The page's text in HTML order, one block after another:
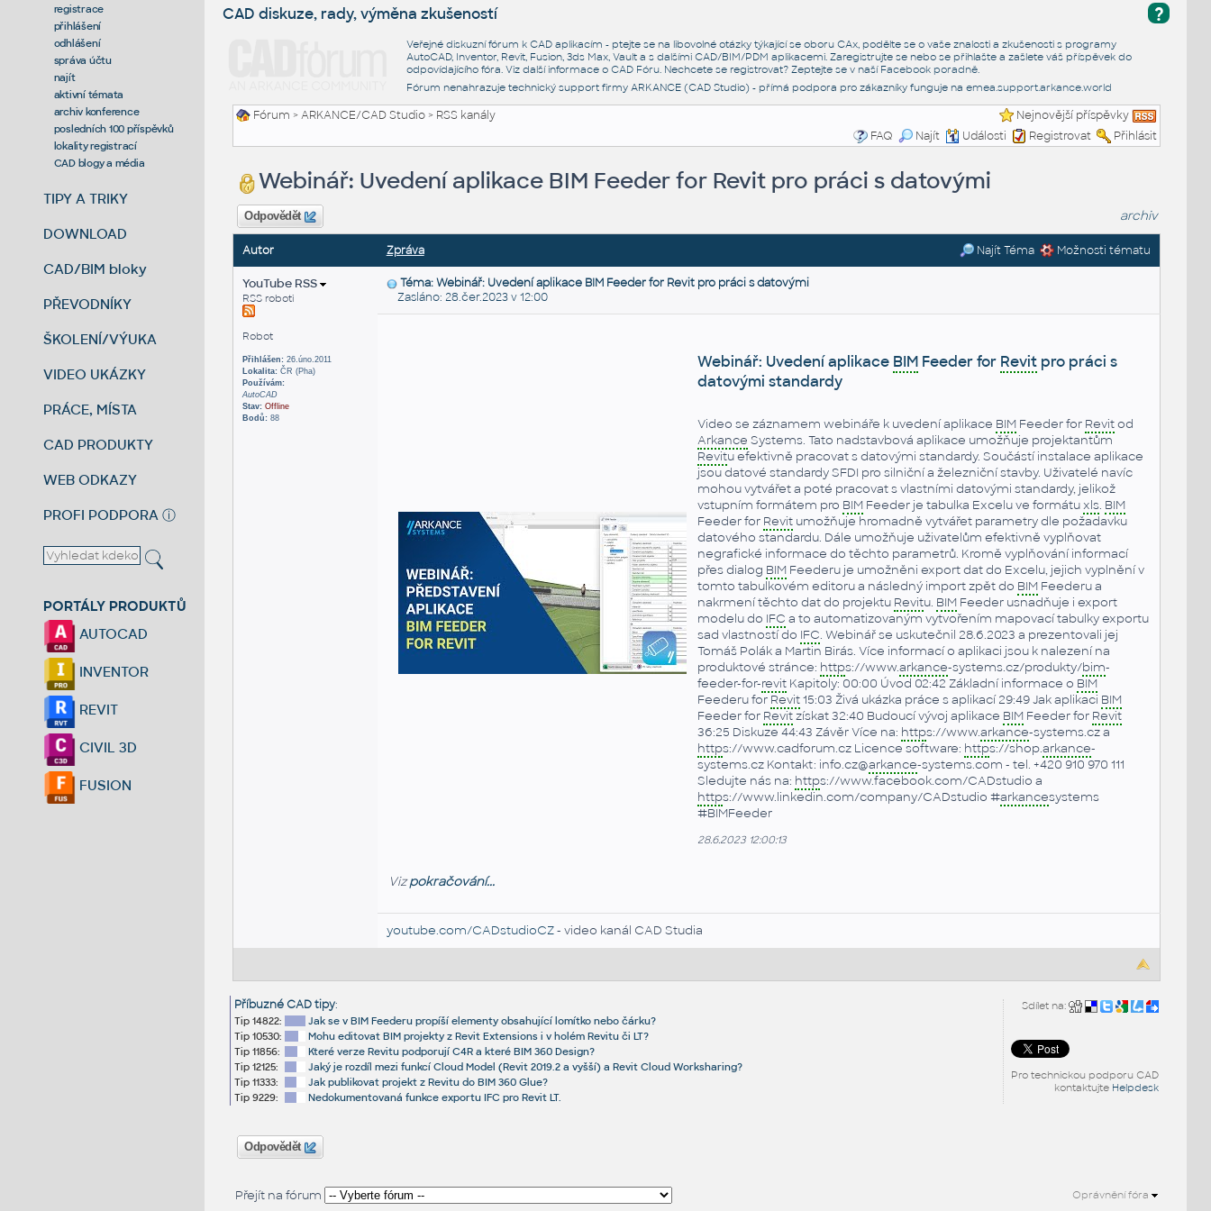
registrace
přihlášení
odhlášení
správa účtu
najít
aktivní témata
archiv konference
posledních 100 příspěvků
lokality registrací
CAD blogy a média
TIPY A TRIKY
DOWNLOAD
CAD/BIM bloky
PŘEVODNÍKY
ŠKOLENÍ/VÝUKA
VIDEO UKÁZKY
PRÁCE, MÍSTA
CAD PRODUKTY
WEB ODKAZY
PROFI PODPORA ⓘ
PORTÁLY PRODUKTŮ
AUTOCAD
INVENTOR
REVIT
CIVIL 3D
FUSION
?
CAD diskuze, rady, výměna zkušeností
Veřejné diskuzní fórum k CAD aplikacím - ptejte se na libovolné otázky týkající se oboru CAx, podělte se o vaše znalosti a zkušenosti s programy
AutoCAD, Inventor, Revit, Fusion, 3ds Max, Vault a s dalšími CAD/BIM/PDM aplikacemi. Zaregistrujte se nebo se přihlašte a zašlete váš příspěvek do
odpovídajícího fóra. Viz další informace o CAD Fóru. Nechcete se registrovat? Zeptejte se v naší Facebook poradně.
Fórum nenahrazuje technický support firmy ARKANCE (CAD Studio) - přímá podpora pro zákazníky funguje na emea.support.arkance.world
Fórum >ARKANCE/CAD Studio> RSS kanály
Nejnovější příspěvky
FAQ
Najít Události Registrovat Přihlásit
Webinář: Uvedení aplikace BIM Feeder for Revit pro práci s datovými
Odpovědět archiv
Autor Zpráva Najít Téma Možnosti tématu
YouTube RSS
RSS roboti
Robot
Přihlášen:26.úno.2011
Lokalita:ČR (Pha)
Používám:
AutoCAD
Stav: Offline
Bodů:88
Téma: Webinář: Uvedení aplikace BIM Feeder for Revit pro práci s datovými
Zasláno: 28.čer.2023 v 12:00
Webinář: Uvedení aplikace BIMFeeder for Revitpro práci s
datovými standardy
Video se záznamem webináře k uvedení aplikace BIMFeeder for Revitod
Arkance Systems. Tato nadstavbová aplikace umožňuje projektantům
Revitu efektivně pracovat s datovými standardy. Součástí instalace aplikace
jsou datové standardy SFDI pro silniční a železniční stavby. Uživatelé navíc
mohou vytvářet a poté pracovat s vlastními datovými standardy, jelikož
vstupním formátem pro BIMFeeder je tabulka Excelu ve formátuxls. BIM
Feeder for Revitumožňuje hromadně vytvářet parametry dle požadavku
datového standardu. Dále umožňuje uživatelům efektivně vyplňovat
negrafické informace do těchto parametrů. Kromě vyplňování informací
přes dialog BIMFeederu je umožněni export dat do Excelu, jejich vyplnění v
tomto tabulkovém editoru a následný import zpět do BIMFeederu a
nakrmení těchto dat do projektu Revitu. BIMFeeder usnadňuje i export
modelu do IFC a to automatizovaným vytvořením mapovací tabulky exportu
sad vlastností do IFC. Webinář se uskutečnil 28.6.2023 a prezentovali jej
Tomáš Polák a Martin Birás. Více informací o aplikaci jsou k nalezení na
produktové stránce: https://www.arkance-systems.cz/produkty/bim-
feeder-for-revitKapitoly: 00:00 Úvod 02:42 Základní informace o BIM
Feederu for Revit15:03 Živá ukázka práce s aplikací 29:49 Jak aplikaci BIM
Feeder for Revitzískat 32:40 Budoucí vývoj aplikace BIMFeeder for Revit
36:25 Diskuze 44:43 Závěr Více na: https://www.arkance-systems.cz a
https://www.cadforum.cz Licence software: https://shop.arkance-
systems.cz Kontakt: info.cz@arkance-systems.com - tel. +420 910 970 111
Sledujte nás na: https://www.facebook.com/CADstudio a
https://www.linkedin.com/company/CADstudio #arkancesystems
#BIMFeeder
28.6.2023 12:00:13
Vizpokračování...
youtube.com/CADstudioCZ- video kanál CAD Studia
Sdílet na:
Pro technickou podporu CAD
kontaktujte Helpdesk
Příbuzné CAD tipy:
Tip 14822:
Jak se v BIM Feederu propíší elementy obsahující lomítko nebo čárku?
Tip 10530:
Mohu editovat BIM projekty z Revit Extensions i v holém Revitu či LT?
Tip 11856:
Které verze Revitu podporují C4R a které BIM 360 Design?
Tip 12125:
Jaký je rozdíl mezi funkcí Cloud Model (Revit 2019.2 a vyšší) a Revit Cloud Worksharing?
Tip 11333:
Jak publikovat projekt z Revitu do BIM 360 Glue?
Tip 9229:
Nedokumentovaná funkce exportu IFC pro Revit LT.
Odpovědět
Přejít na fórum Oprávnění fóra